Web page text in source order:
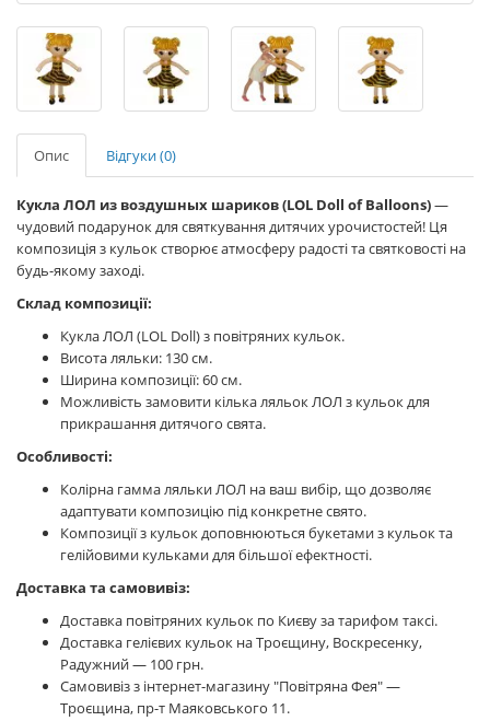
Опис Відгуки (0)
Кукла ЛОЛ из воздушных шариков (LOL Doll of Balloons)—
чудовий подарунок для святкування дитячих урочистостей! Ця
композиція з кульок створює атмосферу радості та святковості на
будь-якому заході.
Склад композиції:
Кукла ЛОЛ (LOL Doll) з повітряних кульок.
Висота ляльки: 130 см.
Ширина композиції: 60 см.
Можливість замовити кілька ляльок ЛОЛ з кульок для
прикрашання дитячого свята.
Особливості:
Колірна гамма ляльки ЛОЛ на ваш вибір, що дозволяє
адаптувати композицію під конкретне свято.
Композиції з кульок доповнюються букетами з кульок та
гелійовими кульками для більшої ефектності.
Доставка та самовивіз:
Доставка повітряних кульок по Києву за тарифом таксі.
Доставка гелієвих кульок на Троєщину, Воскресенку,
Радужний — 100 грн.
Самовивіз з інтернет-магазину "Повітряна Фея" —
Троєщина, пр-т Маяковського 11.